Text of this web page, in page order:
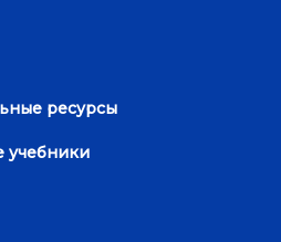
ресурсы
учебники